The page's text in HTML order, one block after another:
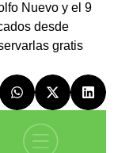
Nuevo y el 9
desde
gratis